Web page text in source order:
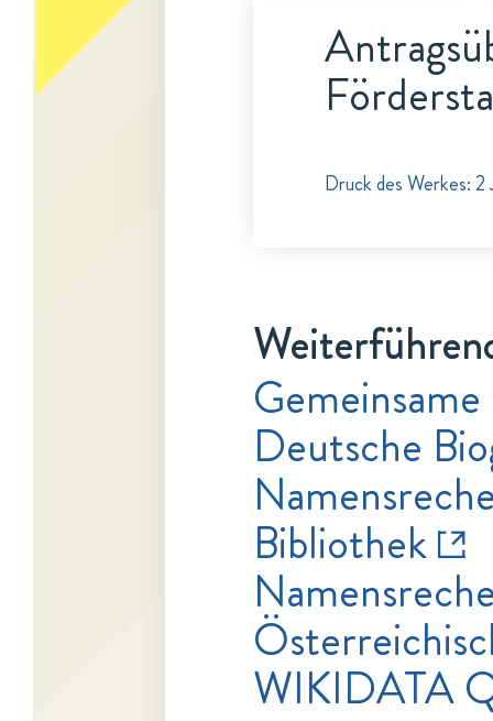
Druck des Werkes: 2
Deutsche
Bibliothek
WIKIDATA